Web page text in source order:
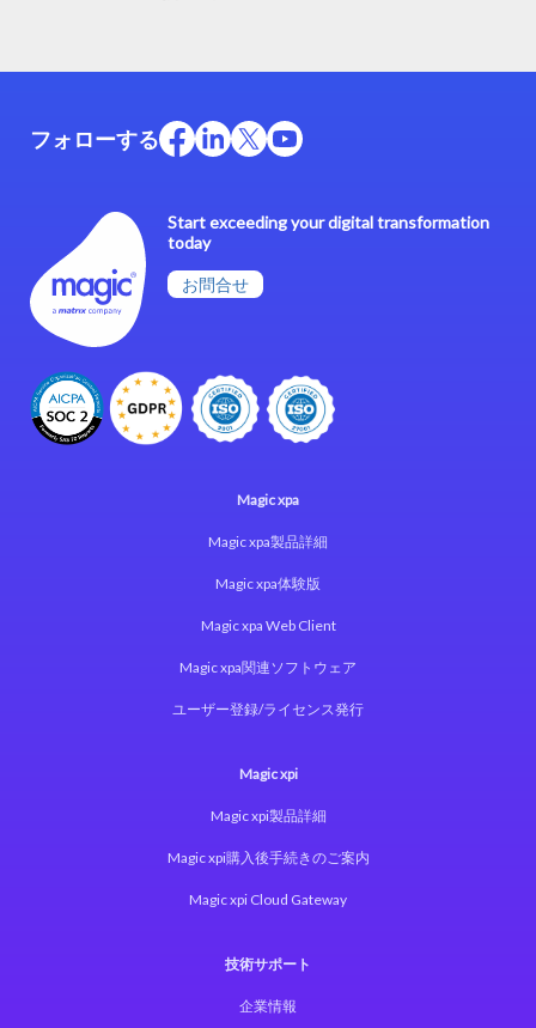
Start exceeding your digital transformation
today
お問合せ
フォローする
Magic xpa
Magic xpa製品詳細
Magic xpa体験版
Magic xpa Web Client
Magic xpa関連ソフトウェア
ユーザー登録/ライセンス発行
Magic xpi
Magic xpi製品詳細
Magic xpi購入後手続きのご案内
Magic xpi Cloud Gateway
技術サポート
企業情報